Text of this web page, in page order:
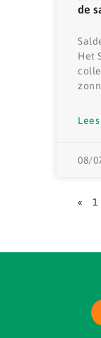
de
Het
08/
« 1